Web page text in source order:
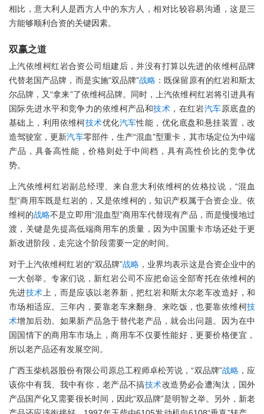
相比，意大利人是西方人中的东方人，相对比较容易沟通，这是三
方能够顺利合资的关键因素。
双赢之道
上汽依维柯红岩合资公司组建后，并没有打算以先进的依维柯品牌
代替老国产品牌，而是实施“双品牌”战略 ：既保留原有的红岩和斯太
尔品牌，又“拿来”了依维柯品牌。同时，上汽依维柯红岩将引进具有
国际先进水平和竞争力的依维柯产品和技术 ，在红岩汽车原底盘的
基础上，利用依维柯技术优化汽车性能，优化底盘和悬挂装置，改
造驾驶室，更新汽车零部件，生产“混血”型重卡，其市场定位为中端
产品，具备高性能，价格则处于中间档，具有高性价比的竞争优
势。
上汽依维柯红岩副总经理、来自意大利依维柯的佐格拉说，“混血
型”商用车既是红岩的，又是依维柯的，知识产权属于合资企业。依
维柯的战略不是立即用“混血型”商用车代替现有产品，而是慢慢地过
渡，关键是先提高低端商用车的质量，因为中国重卡市场还处于更
新改进阶段，走完这个阶段需要一定的时间。
对于上汽依维柯红岩的“双品牌”战略 ，业界均表示这是合资企业中的
一大创举。专家们说，新红岩公司不应把命运全部寄托在依维柯的
先进技术 上，而是应该以老养新，把红岩和斯太尔老车改造好，和
市场相适应。三年内，要靠老车来翻身、来吃饭，也要靠依维柯技
术增加后劲。如果新产品急于替代老产品，就会出问题。因为在中
国国情下的商用车市场上，商用车不仅要性能好，更要价格便宜，
所以老产品还有发展空间。
广西玉柴机器股份有限公司原总工程师卓松芳说，“双品牌”战略，应
该你中有我、我中有你，老产品不搞技术改造势必会遭淘汰，国外
产品国产化又需要很长时间，因此“双品牌”是明智之举。另外，新老